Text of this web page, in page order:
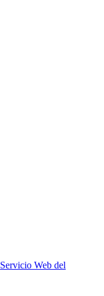
Servicio Web del